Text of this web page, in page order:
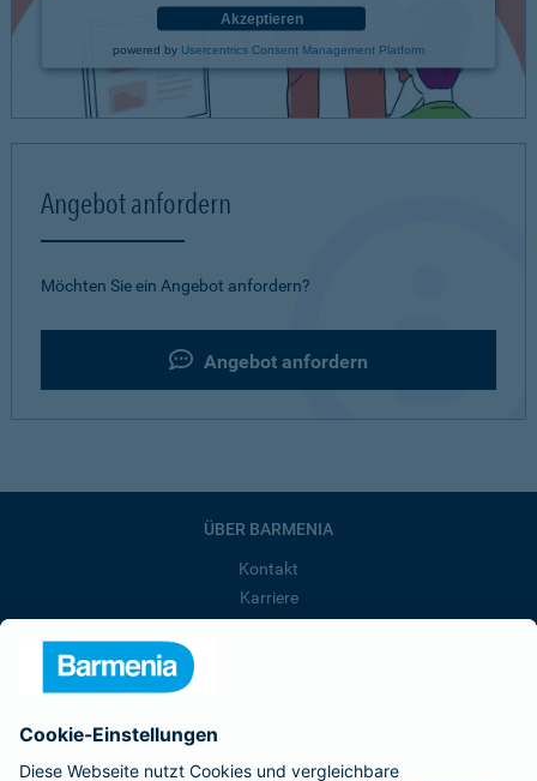
Akzeptieren
powered by Usercentrics Consent Management Platform
Angebot anfordern
Möchten Sie ein Angebot anfordern?
Angebot anfordern
ÜBER BARMENIA
Kontakt
Karriere
Presse
Barmenia ist Teil der BarmeniaGothaer